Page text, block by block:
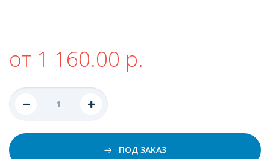
от 1 160.00 р.
ПОД ЗАКАЗ